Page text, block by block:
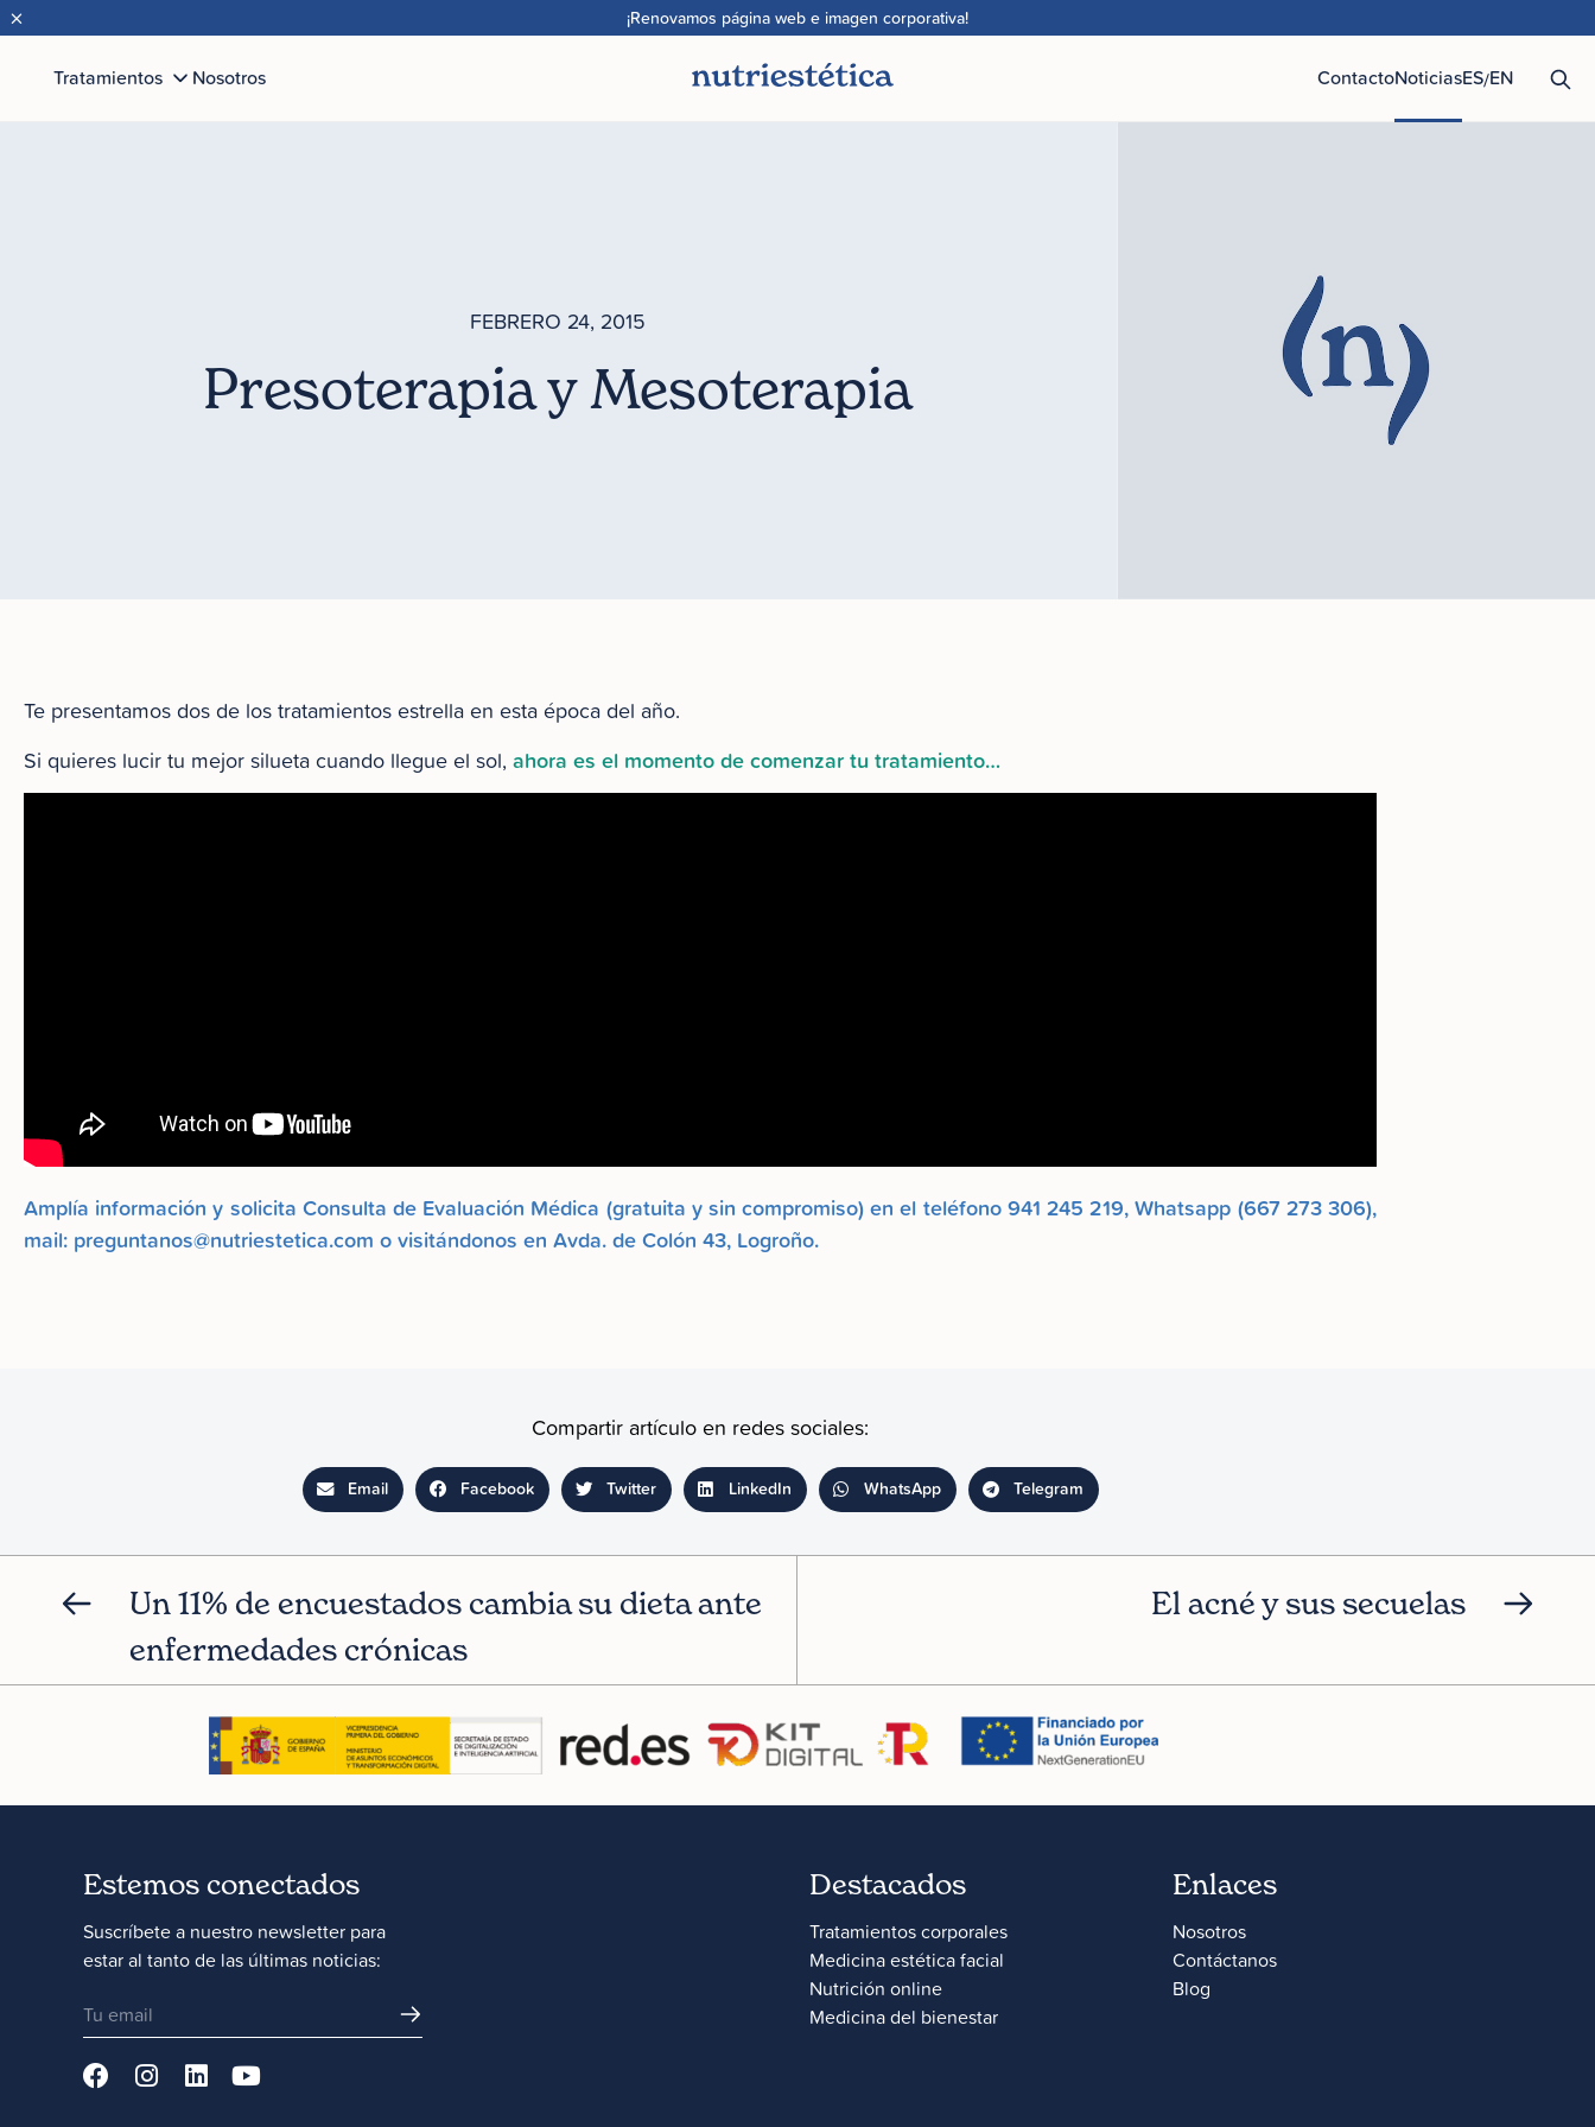
¡Renovamos página web e imagen corporativa!
×
Tratamientos Nosotros ContactoNoticiasES/EN
FEBRERO 24, 2015
Presoterapia y Mesoterapia
Te presentamos dos de los tratamientos estrella en esta época del año.
Si quieres lucir tu mejor silueta cuando llegue el sol, ahora es el momento de comenzar tu tratamiento…
Amplía información y solicita Consulta de Evaluación Médica (gratuita y sin compromiso) en el teléfono 941 245 219, Whatsapp (667 273 306),
mail: preguntanos@nutriestetica.com o visitándonos en Avda. de Colón 43, Logroño.
Compartir artículo en redes sociales:
Email Facebook Twitter LinkedIn WhatsApp Telegram
Un 11% de encuestados cambia su dieta ante
enfermedades crónicas
El acné y sus secuelas
Estemos conectados
Suscríbete a nuestro newsletter para
estar al tanto de las últimas noticias:
Destacados
Tratamientos corporales
Medicina estética facial
Nutrición online
Medicina del bienestar
Enlaces
Nosotros
Contáctanos
Blog